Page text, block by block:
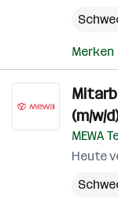
Merken
(m/w/
MEWA
Heute